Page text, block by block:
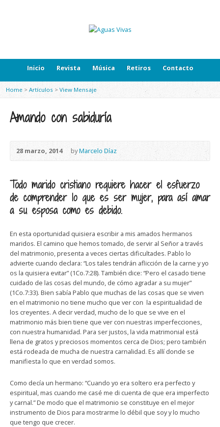
Inicio Revista Música Retiros Contacto
Home > Artículos > View Mensaje
Amando con sabiduría
28 marzo, 2014 byMarcelo Díaz
Todo marido cristiano requiere hacer el esfuerzo
de comprender lo que es ser mujer, para así amar
a su esposa como es debido.
En esta oportunidad quisiera escribir a mis amados hermanos
maridos. El camino que hemos tomado, de servir al Señor a través
del matrimonio, presenta a veces ciertas dificultades. Pablo lo
advierte cuando declara: “Los tales tendrán aflicción de la carne y yo
os la quisiera evitar” (1Co.7:28). También dice: “Pero el casado tiene
cuidado de las cosas del mundo, de cómo agradar a su mujer”
(1Co.7:33). Bien sabía Pablo que muchas de las cosas que se viven
en el matrimonio no tiene mucho que ver con la espiritualidad de
los creyentes. A decir verdad, mucho de lo que se vive en el
matrimonio más bien tiene que ver con nuestras imperfecciones,
con nuestra humanidad. Para ser justos, la vida matrimonial está
llena de gratos y preciosos momentos cerca de Dios; pero también
está rodeada de mucha de nuestra carnalidad. Es allí donde se
manifiesta lo que en verdad somos.
Como decía un hermano: “Cuando yo era soltero era perfecto y
espiritual, mas cuando me casé me di cuenta de que era imperfecto
y carnal.” De modo que el matrimonio se constituye en el mejor
instrumento de Dios para mostrarme lo débil que soy y lo mucho
que tengo que crecer.